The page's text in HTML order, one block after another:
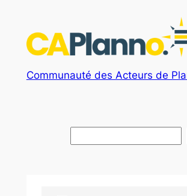
contenu
Communauté des Acteurs de